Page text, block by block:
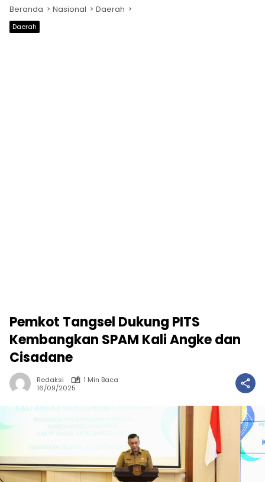
Beranda Nasional Daerah
Daerah
Pemkot Tangsel Dukung PITS
Kembangkan SPAM Kali Angke dan
Cisadane
Redaksi
1 Min Baca
16/09/2025